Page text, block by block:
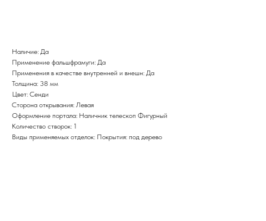
Наличие: Да
Применение фальшфрамуги: Да
Применения в качестве внутренней и внешн: Да
Толщина: 38 мм
Цвет: Сенди
Сторона открывания: Левая
Оформление портала: Наличник телескоп Фигурный
Количество створок: 1
Виды применяемых отделок: Покрытия: под дерево